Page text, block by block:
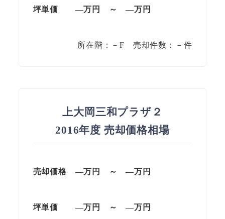
坪単価 —万円 ～ —万円
所在階：－F 売却件数：－件
上大岡三和プラザ２
2016年度 売却価格相場
売却価格 —万円 ～ —万円
坪単価 —万円 ～ —万円